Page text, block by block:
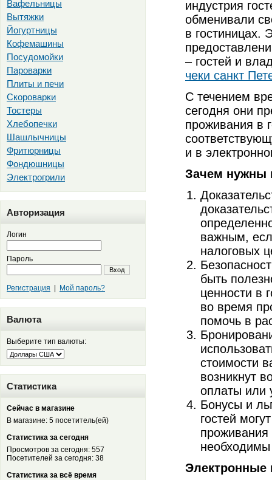
Вафельницы
Вытяжки
Йогуртницы
Кофемашины
Посудомойки
Пароварки
Плиты и печи
Скороварки
Тостеры
Хлебопечки
Шашлычницы
Фритюрницы
Фондюшницы
Электрогрили
Авторизация
Логин
Пароль
Вход
Регистрация Мой пароль?
Валюта
Выберите тип валюты:
Статистика
Сейчас в магазине
В магазине: 5 посетитель(ей)
Статистика за сегодня
Просмотров за сегодня: 557
Посетителей за сегодня: 38
Статистика за всё время
индустрия
обменивали
в гостиницах.
– гостей и
чеки санкт
С течением
сегодня они
проживания в
и в
Зачем нужны
важным,
налоговых
быть
ценности в
во время
помочь в
стоимости
возникнут
оплаты или
Бонусы и
гостей
проживания
Электронные